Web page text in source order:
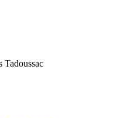
Tadoussac